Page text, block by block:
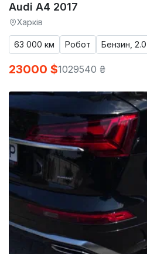
Audi A4 2017
Харків
63 000 км Робот Бензин, 2.0
23000 $1029540 ₴